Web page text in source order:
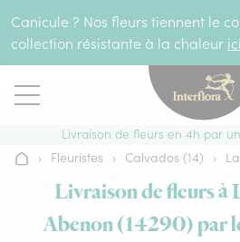
Canicule ? Nos fleurs tiennent le
collection résistante à la chaleur ici
Livraison de fleurs en 4h par
Accueil
› Fleuristes › Calvados (14) ›
Livraison de fleurs à
Abenon (14290) par